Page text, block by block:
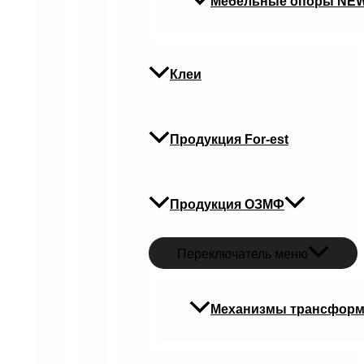
Клеи
Продукция For-est
Продукция ОЗМФ
Переключатель меню
Механизмы